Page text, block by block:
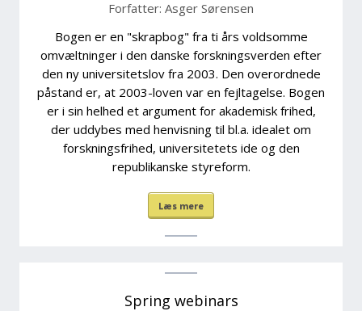
Forfatter: Asger Sørensen
Bogen er en "skrapbog" fra ti års voldsomme
omvæltninger i den danske forskningsverden efter
den ny universitetslov fra 2003. Den overordnede
påstand er, at 2003-loven var en fejltagelse. Bogen
er i sin helhed et argument for akademisk frihed,
der uddybes med henvisning til bl.a. idealet om
forskningsfrihed, universitetets ide og den
republikanske styreform.
Læs mere
Spring webinars